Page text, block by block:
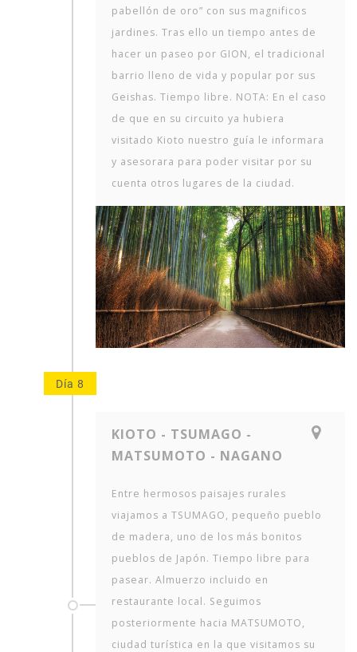
pabellón de oro” con sus magnificos
jardines. Tras ello un tiempo antes de
hacer un paseo por GION, el tradicional
barrio lleno de vida y popular por sus
Geishas. Tiempo libre. NOTA: En el caso
de que en su circuito ya hubiera
visitado Kioto nuestro guía le informara
y asesorara para poder visitar por su
cuenta otros lugares de la ciudad.
Día 8
KIOTO - TSUMAGO -
MATSUMOTO - NAGANO
Entre hermosos paisajes rurales
viajamos a TSUMAGO, pequeño pueblo
de madera, uno de los más bonitos
pueblos de Japón. Tiempo libre para
pasear. Almuerzo incluido en
restaurante local. Seguimos
posteriormente hacia MATSUMOTO,
ciudad turística en la que visitamos su